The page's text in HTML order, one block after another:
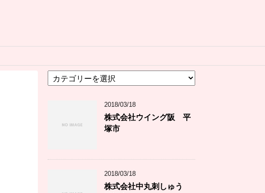
テ
2018/03/18
株式会社ウイング阪 平
塚市
2018/03/18
株式会社中丸刺しゅう